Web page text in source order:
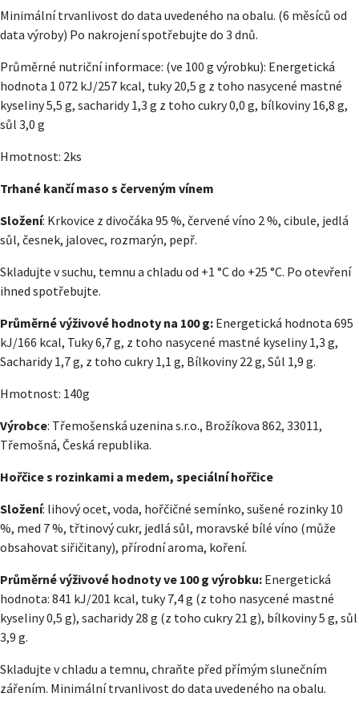
Minimální trvanlivost do data uvedeného na obalu. (6 měsíců od
data výroby) Po nakrojení spotřebujte do 3 dnů.
Průměrné nutriční informace: (ve 100 g výrobku): Energetická
hodnota 1 072 kJ/257 kcal, tuky 20,5 g z toho nasycené mastné
kyseliny 5,5 g, sacharidy 1,3 g z toho cukry 0,0 g, bílkoviny 16,8 g,
sůl 3,0 g
Hmotnost: 2ks
Trhané kančí maso s červeným vínem
Složení: Krkovice z divočáka 95 %, červené víno 2 %, cibule, jedlá
sůl, česnek, jalovec, rozmarýn, pepř.
Skladujte v suchu, temnu a chladu od +1 °C do +25 °C. Po otevření
ihned spotřebujte.
Průměrné výživové hodnoty na 100 g: Energetická hodnota 695
kJ/166 kcal, Tuky 6,7 g, z toho nasycené mastné kyseliny 1,3 g,
Sacharidy 1,7 g, z toho cukry 1,1 g, Bílkoviny 22 g, Sůl 1,9 g.
Hmotnost: 140g
Výrobce: Třemošenská uzenina s.r.o., Brožíkova 862, 33011,
Třemošná, Česká republika.
Hořčice s rozinkami a medem, speciální hořčice
Složení: lihový ocet, voda, hořčičné semínko, sušené rozinky 10
%, med 7 %, třtinový cukr, jedlá sůl, moravské bílé víno (může
obsahovat siřičitany), přírodní aroma, koření.
Průměrné výživové hodnoty ve 100 g výrobku: Energetická
hodnota: 841 kJ/201 kcal, tuky 7,4 g (z toho nasycené mastné
kyseliny 0,5 g), sacharidy 28 g (z toho cukry 21 g), bílkoviny 5 g, sůl
3,9 g.
Skladujte v chladu a temnu, chraňte před přímým slunečním
zářením. Minimální trvanlivost do data uvedeného na obalu.